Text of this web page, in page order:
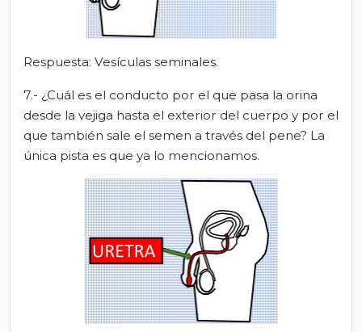
Respuesta: Vesículas seminales.
7.- ¿Cuál es el conducto por el que pasa la orina
desde la vejiga hasta el exterior del cuerpo y por el
que también sale el semen a través del pene? La
única pista es que ya lo mencionamos.